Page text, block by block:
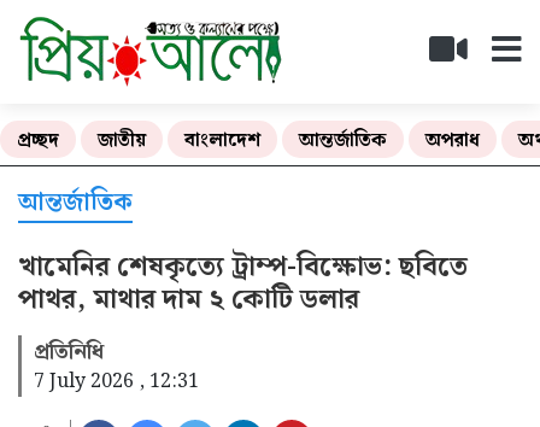
প্রচ্ছদ জাতীয় বাংলাদেশ আন্তর্জাতিক অপরাধ
আন্তর্জাতিক
খামেনির শেষকৃত্যে ট্রাম্প-বিক্ষোভ: ছবিতে
পাথর, মাথার দাম ২ কোটি ডলার
প্রতিনিধি
7 July 2026 , 12:31